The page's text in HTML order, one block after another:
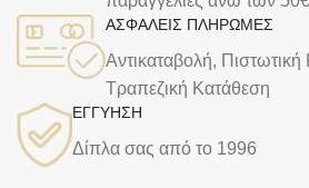
ΑΣΦΑΛΕΙΣ ΠΛΗΡΩΜΕΣ
Αντικαταβολή,
Τραπεζική Kατάθεση
ΕΓΓΥΗΣΗ
Δίπλα σας από το 1996